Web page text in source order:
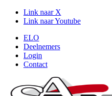
Link naar X
Link naar Youtube
ELO
Deelnemers
Login
Contact